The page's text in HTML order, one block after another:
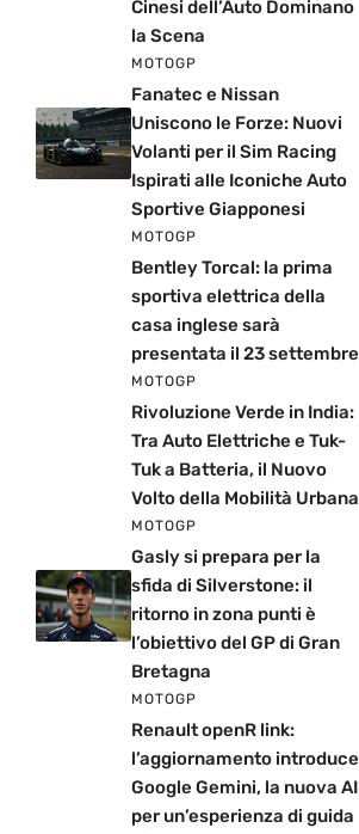
Cinesi dell’Auto Dominano
la Scena
MOTOGP
Fanatec e Nissan
Uniscono le Forze: Nuovi
Volanti per il Sim Racing
Ispirati alle Iconiche Auto
Sportive Giapponesi
MOTOGP
Bentley Torcal: la prima
sportiva elettrica della
casa inglese sarà
presentata il 23 settembre
MOTOGP
Rivoluzione Verde in India:
Tra Auto Elettriche e Tuk-
Tuk a Batteria, il Nuovo
Volto della Mobilità Urbana
MOTOGP
Gasly si prepara per la
sfida di Silverstone: il
ritorno in zona punti è
l’obiettivo del GP di Gran
Bretagna
MOTOGP
Renault openR link:
l’aggiornamento introduce
Google Gemini, la nuova AI
per un’esperienza di guida